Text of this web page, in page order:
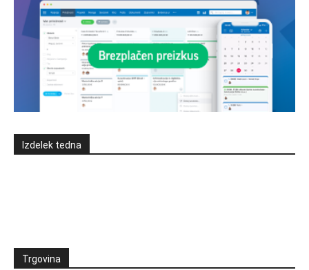
Izdelek tedna
Trgovina